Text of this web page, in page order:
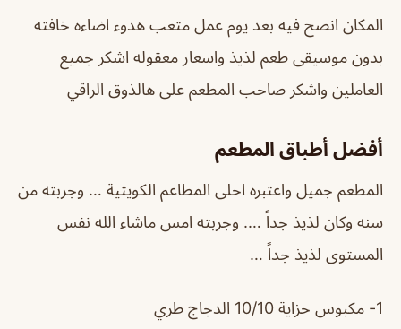
المكان انصح فيه بعد يوم عمل متعب هدوء اضاءه خافته
بدون موسيقى طعم لذيذ واسعار معقوله اشكر جميع
العاملين واشكر صاحب المطعم على هالذوق الراقي
أفضل أطباق المطعم
المطعم جميل واعتبره احلى المطاعم الكويتية … وجربته من
سنه وكان لذيذ جداً …. وجربته امس ماشاء الله نفس
المستوى لذيذ جداً …
1- مكبوس حزاية 10/10 الدجاج طري